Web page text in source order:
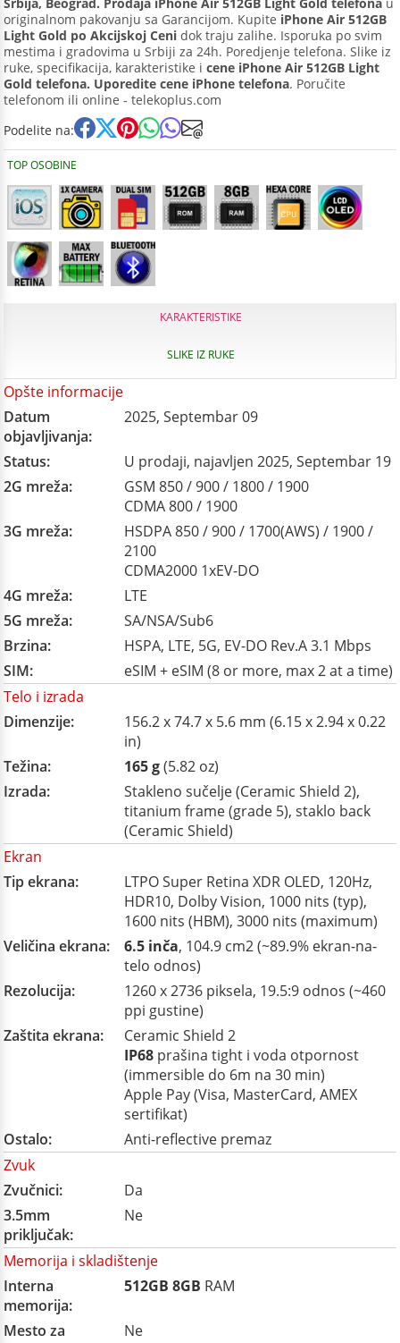
originalnom pakovanju sa Garancijom. Kupite iPhone Air 512GB
Light Gold po Akcijskoj Ceni dok traju zalihe. Isporuka po svim
mestima i gradovima u Srbiji za 24h. Poredjenje telefona. Slike iz
ruke, specifikacija, karakteristike i cene iPhone Air 512GB Light
Gold telefona. Uporedite cene iPhone telefona. Poručite
telefonom ili online - telekoplus.com
Podelite na:
TOP OSOBINE
KARAKTERISTIKE
SLIKE IZ RUKE
Opšte informacije
Datum
objavljivanja:
2025, Septembar 09
Status:
U prodaji, najavljen 2025, Septembar 19
2G mreža:
GSM 850 / 900 / 1800 / 1900
CDMA 800 / 1900
3G mreža:
HSDPA 850 / 900 / 1700(AWS) / 1900 /
2100
CDMA2000 1xEV-DO
4G mreža:
LTE
5G mreža:
SA/NSA/Sub6
Brzina:
HSPA, LTE, 5G, EV-DO Rev.A 3.1 Mbps
SIM:
eSIM + eSIM (8 or more, max 2 at a time)
Telo i izrada
Dimenzije:
156.2 x 74.7 x 5.6 mm (6.15 x 2.94 x 0.22
in)
Težina:
165 g(5.82 oz)
Izrada:
Stakleno sučelje (Ceramic Shield 2),
titanium frame (grade 5), staklo back
(Ceramic Shield)
Ekran
Tip ekrana:
LTPO Super Retina XDR OLED, 120Hz,
HDR10, Dolby Vision, 1000 nits (typ),
1600 nits (HBM), 3000 nits (maximum)
Veličina ekrana:
6.5 inča, 104.9 cm2 (~89.9% ekran-na-
telo odnos)
Rezolucija:
1260 x 2736 piksela, 19.5:9 odnos (~460
ppi gustine)
Zaštita ekrana:
Ceramic Shield 2
IP68 prašina tight i voda otpornost
(immersible do 6m na 30 min)
Apple Pay (Visa, MasterCard, AMEX
sertifikat)
Ostalo:
Anti-reflective premaz
Zvuk
Zvučnici:
Da
3.5mm
priključak:
Ne
Memorija i skladištenje
Interna
memorija:
512GB 8GB RAM
Mesto za
Ne